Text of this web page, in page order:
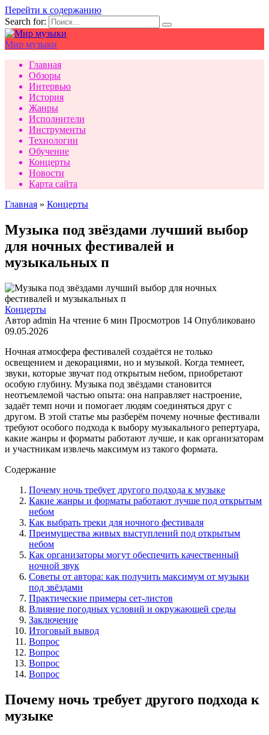
Перейти к содержанию
Search for:
Мир музыки
Главная
Обзоры
Интервью
История
Жанры
Исполнители
Инструменты
Технологии
Обучение
Концерты
Новости
Карта сайта
Главная » Концерты
Музыка под звёздами лучший выбор
для ночных фестивалей и
музыкальных п
Концерты
Автор admin На чтение 6 мин Просмотров 14 Опубликовано
09.05.2026
Ночная атмосфера фестивалей создаётся не только
освещением и декорациями, но и музыкой. Когда темнеет,
звуки, которые звучат под открытым небом, приобретают
особую глубину. Музыка под звёздами становится
неотъемлемой частью опыта: она направляет настроение,
задаёт темп ночи и помогает людям соединяться друг с
другом. В этой статье мы разберём почему ночные фестивали
требуют особого подхода к выбору музыкального репертуара,
какие жанры и форматы работают лучше, и как организаторам
и участникам извлечь максимум из такого формата.
Содержание
Почему ночь требует другого подхода к музыке
Какие жанры и форматы работают лучше под открытым
небом
Как выбрать треки для ночного фестиваля
Преимущества живых выступлений под открытым
небом
Как организаторы могут обеспечить качественный
ночной звук
Советы от автора: как получить максимум от музыки
под звёздами
Практические примеры сет-листов
Влияние погодных условий и окружающей среды
Заключение
Итоговый вывод
Вопрос
Вопрос
Вопрос
Вопрос
Почему ночь требует другого подхода к
музыке